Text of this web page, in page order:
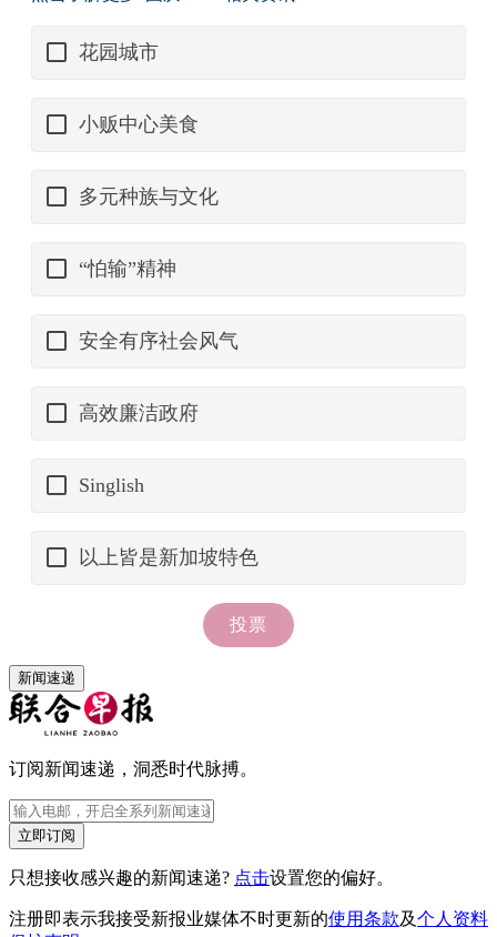
新闻速递
订阅新闻速递，洞悉时代脉搏。
立即订阅
只想接收感兴趣的新闻速递? 点击设置您的偏好。
注册即表示我接受新报业媒体不时更新的使用条款及个人资料